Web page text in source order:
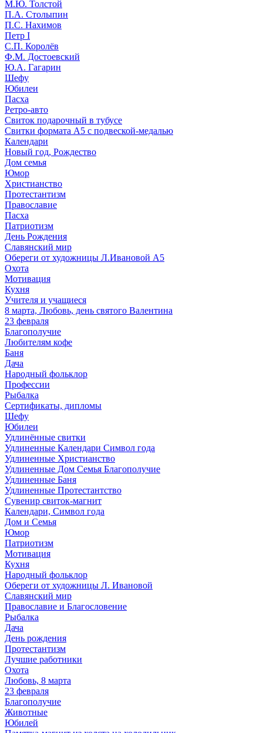
М.Ю. Толстой
П.А. Столыпин
П.С. Нахимов
Петр I
С.П. Королёв
Ф.М. Достоевский
Ю.А. Гагарин
Шефу
Юбилеи
Пасха
Ретро-авто
Свиток подарочный в тубусе
Свитки формата А5 с подвеской-медалью
Календари
Новый год, Рождество
Дом семья
Юмор
Христианство
Протестантизм
Православие
Пасха
Патриотизм
День Рождения
Славянский мир
Обереги от художницы Л.Ивановой А5
Охота
Мотивация
Кухня
Учителя и учащиеся
8 марта, Любовь, день святого Валентина
23 февраля
Благополучие
Любителям кофе
Баня
Дача
Народный фольклор
Профессии
Рыбалка
Сертификаты, дипломы
Шефу
Юбилеи
Удлинённые свитки
Удлиненные Календари Символ года
Удлиненные Христианство
Удлиненные Дом Семья Благополучие
Удлиненные Баня
Удлиненные Протестантство
Сувенир свиток-магнит
Календари, Символ года
Дом и Семья
Юмор
Патриотизм
Мотивация
Кухня
Народный фольклор
Обереги от художницы Л. Ивановой
Славянский мир
Православие и Благословение
Рыбалка
Дача
День рождения
Протестантизм
Лучшие работники
Охота
Любовь, 8 марта
23 февраля
Благополучие
Животные
Юбилей